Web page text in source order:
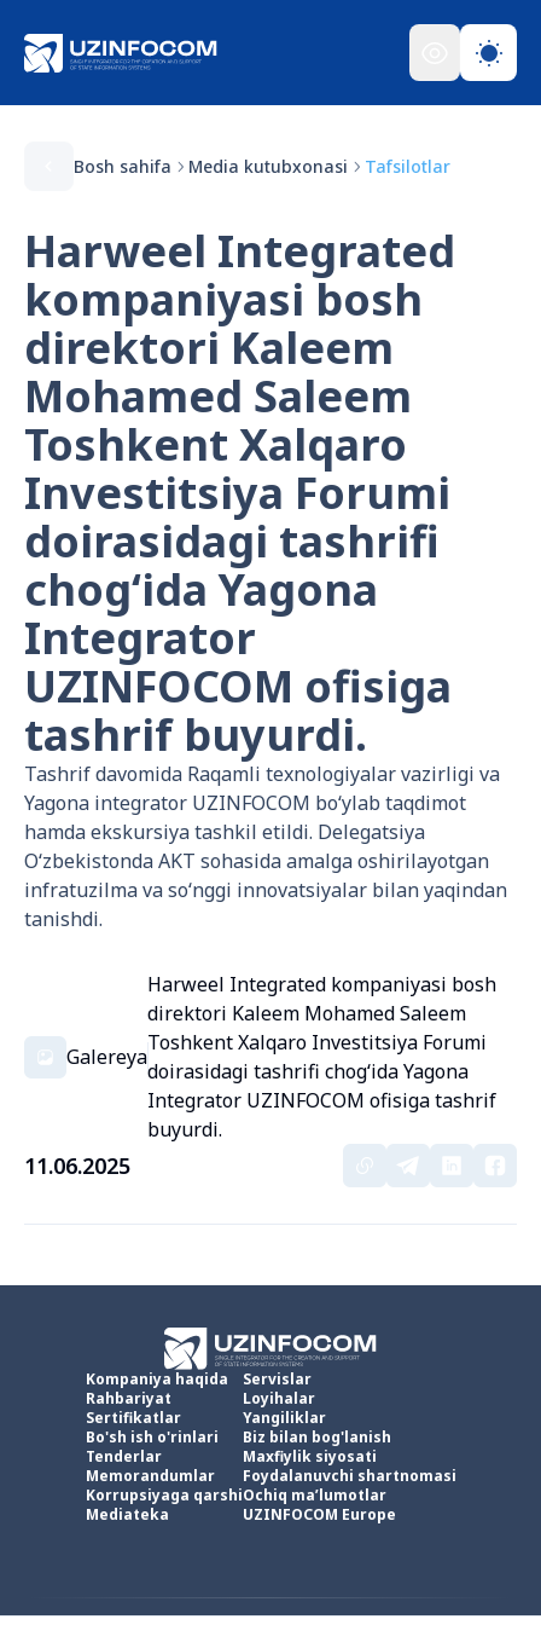
Bosh sahifa Media kutubxonasi Tafsilotlar
Harweel Integrated
kompaniyasi bosh
direktori Kaleem
Mohamed Saleem
Toshkent Xalqaro
Investitsiya Forumi
doirasidagi tashrifi
chog‘ida Yagona
Integrator
UZINFOCOM ofisiga
tashrif buyurdi.
Tashrif davomida Raqamli texnologiyalar vazirligi va
Yagona integrator UZINFOCOM bo‘ylab taqdimot
hamda ekskursiya tashkil etildi. Delegatsiya
O‘zbekistonda AKT sohasida amalga oshirilayotgan
infratuzilma va so‘nggi innovatsiyalar bilan yaqindan
tanishdi.
Galereya
Harweel Integrated kompaniyasi bosh
direktori Kaleem Mohamed Saleem
Toshkent Xalqaro Investitsiya Forumi
doirasidagi tashrifi chog‘ida Yagona
Integrator UZINFOCOM ofisiga tashrif
buyurdi.
11.06.2025
Kompaniya haqida
Rahbariyat
Sertifikatlar
Bo'sh ish o'rinlari
Tenderlar
Memorandumlar
Korrupsiyaga qarshi
Mediateka
Servislar
Loyihalar
Yangiliklar
Biz bilan bog'lanish
Maxfiylik siyosati
Foydalanuvchi shartnomasi
Ochiq ma’lumotlar
UZINFOCOM Europe